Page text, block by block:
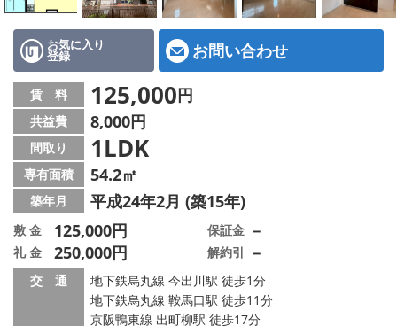
IT重説について
スタッフ紹介
賃貸管理の北白川店
店舗情報·アクセス
会社概要
メールでお問い合わせ
お気に入り
登録 お問い合わせ
賃 料 125,000円
共益費 8,000円
間取り 1LDK
専有面積 54.2㎡
築年月 平成24年2月 (築15年)
敷 金 125,000円
礼 金 250,000円
保証金 －
解約引 －
交 通
地下鉄烏丸線 今出川駅 徒歩1分
地下鉄烏丸線 鞍馬口駅 徒歩11分
京阪鴨東線 出町柳駅 徒歩17分